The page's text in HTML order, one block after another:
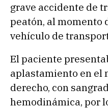
grave accidente de
peatón, al momento
vehículo de
El paciente
aplastamiento en el
derecho, con
hemodinámica, por